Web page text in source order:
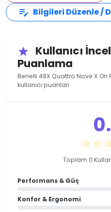
edit_note Bilgileri Düzenle /
star
Kullanıcı
Puanlama
Benelli 49X Quattro Nove X
kullanıcı puanları
☆ ☆
Toplam 0
Performans & Güç
Konfor & Ergonomi